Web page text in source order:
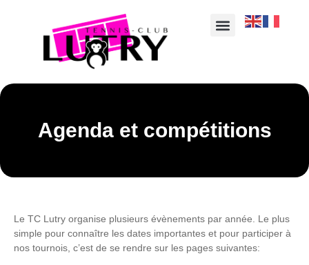
Agenda et compétitions
Le TC Lutry organise plusieurs évènements par année. Le plus
simple pour connaître les dates importantes et pour participer à
nos tournois, c’est de se rendre sur les pages suivantes: